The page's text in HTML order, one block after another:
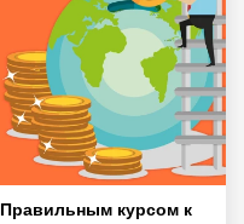
Правильным курсом к